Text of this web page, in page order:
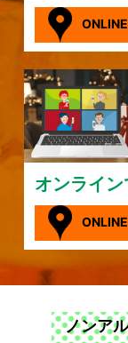
ONLINE
オンライ
ONLINE
ノンア